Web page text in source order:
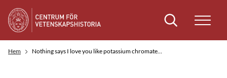
Sök
Hem Nothing says I love you like potassium chromate…